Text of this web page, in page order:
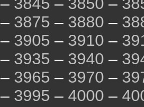
– 3845 – 3850 –
– 3875 – 3880 –
– 3905 – 3910 –
– 3935 – 3940 –
– 3965 – 3970 –
– 3995 – 4000 –